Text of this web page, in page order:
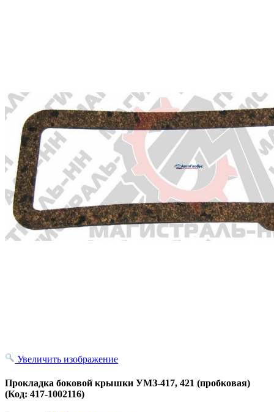
Увеличить изображение
Прокладка боковой крышки УМЗ-417, 421 (пробковая)
(Код: 417-1002116)